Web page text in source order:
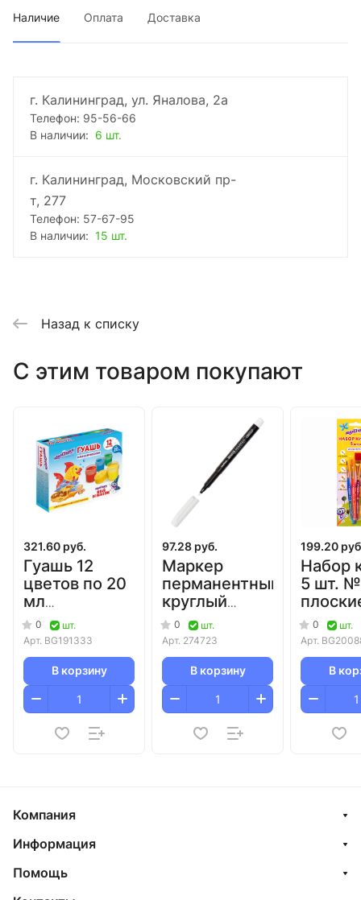
Наличие Оплата Доставка
г. Калининград, ул. Яналова, 2а
Телефон: 95-56-66
В наличии: 6 шт.
г. Калининград, Московский пр-
т, 277
Телефон: 57-67-95
В наличии: 15 шт.
Назад к списку
C этим товаром покупают
321.60 руб.
Гуашь 12
цветов по 20
мл
ЮНЛАНДИЯ
"Юный
волшебник"/12
0
шт.
Арт. BG191333
В корзину
97.28 руб.
Маркер
перманентный
круглый
белый 1мм
MunHwa/12
0
шт.
Арт. 274723
В корзину
199.20
Набор
5 шт.
круглая
0
шт.
Арт.
В
Компания
Информация
Помощь